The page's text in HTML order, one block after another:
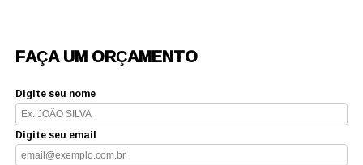
FAÇA UM ORÇAMENTO
Digite seu nome
Digite seu email